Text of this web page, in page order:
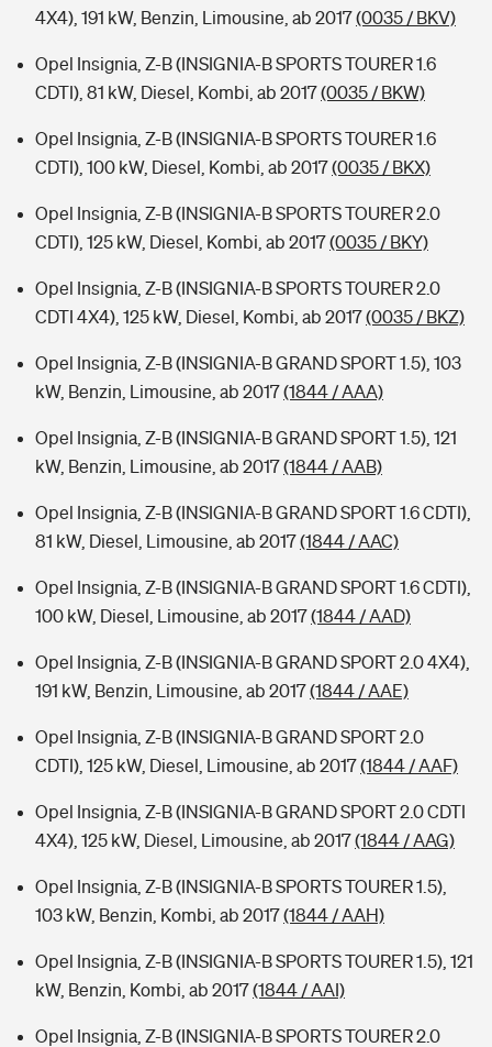
4X4), 191 kW, Benzin, Limousine, ab 2017(0035 / BKV)
Opel Insignia, Z-B (INSIGNIA-B SPORTS TOURER 1.6
CDTI), 81 kW, Diesel, Kombi, ab 2017(0035 / BKW)
Opel Insignia, Z-B (INSIGNIA-B SPORTS TOURER 1.6
CDTI), 100 kW, Diesel, Kombi, ab 2017(0035 / BKX)
Opel Insignia, Z-B (INSIGNIA-B SPORTS TOURER 2.0
CDTI), 125 kW, Diesel, Kombi, ab 2017(0035 / BKY)
Opel Insignia, Z-B (INSIGNIA-B SPORTS TOURER 2.0
CDTI 4X4), 125 kW, Diesel, Kombi, ab 2017(0035 / BKZ)
Opel Insignia, Z-B (INSIGNIA-B GRAND SPORT 1.5), 103
kW, Benzin, Limousine, ab 2017(1844 / AAA)
Opel Insignia, Z-B (INSIGNIA-B GRAND SPORT 1.5), 121
kW, Benzin, Limousine, ab 2017(1844 / AAB)
Opel Insignia, Z-B (INSIGNIA-B GRAND SPORT 1.6 CDTI),
81 kW, Diesel, Limousine, ab 2017(1844 / AAC)
Opel Insignia, Z-B (INSIGNIA-B GRAND SPORT 1.6 CDTI),
100 kW, Diesel, Limousine, ab 2017(1844 / AAD)
Opel Insignia, Z-B (INSIGNIA-B GRAND SPORT 2.0 4X4),
191 kW, Benzin, Limousine, ab 2017(1844 / AAE)
Opel Insignia, Z-B (INSIGNIA-B GRAND SPORT 2.0
CDTI), 125 kW, Diesel, Limousine, ab 2017(1844 / AAF)
Opel Insignia, Z-B (INSIGNIA-B GRAND SPORT 2.0 CDTI
4X4), 125 kW, Diesel, Limousine, ab 2017(1844 / AAG)
Opel Insignia, Z-B (INSIGNIA-B SPORTS TOURER 1.5),
103 kW, Benzin, Kombi, ab 2017(1844 / AAH)
Opel Insignia, Z-B (INSIGNIA-B SPORTS TOURER 1.5), 121
kW, Benzin, Kombi, ab 2017(1844 / AAI)
Opel Insignia, Z-B (INSIGNIA-B SPORTS TOURER 2.0